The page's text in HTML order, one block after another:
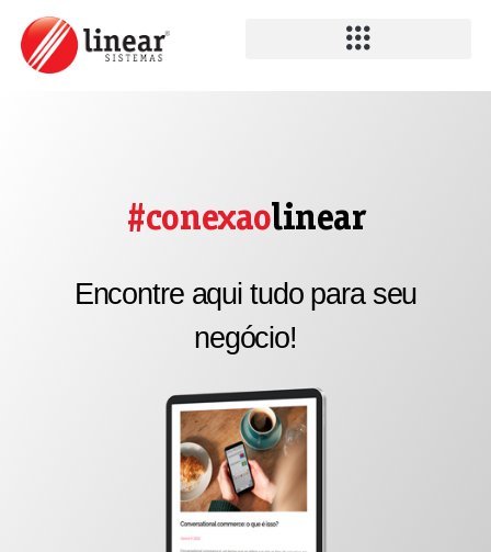
#conexaolinear
Encontre aqui tudo para seu
negócio!